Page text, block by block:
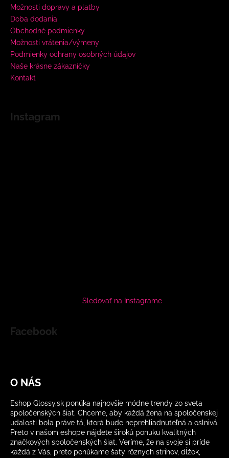
Možnosti dopravy a platby
Doba dodania
Obchodné podmienky
Možnosti vrátenia/výmeny
Podmienky ochrany osobných údajov
Naše krásne zákazníčky
Kontakt
Instagram
Sledovať na Instagrame
Facebook
O NÁS
Eshop Glossy.sk ponúka najnovšie módne trendy zo sveta
spoločenských šiat. Chceme, aby každá žena na spoločenskej
udalosti bola práve tá, ktorá bude neprehliadnuteľná a oslnivá.
Preto v našom eshope nájdete širokú ponuku kvalitných
značkových spoločenských šiat. Veríme, že na svoje si príde
každá z Vás, preto ponúkame šaty rôznych strihov, dĺžok,